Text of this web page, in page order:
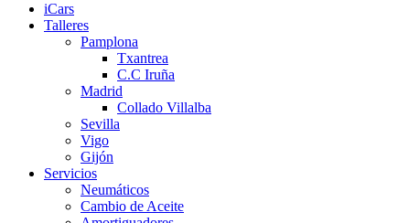
iCars
Talleres
Pamplona
Txantrea
C.C Iruña
Madrid
Collado Villalba
Sevilla
Vigo
Gijón
Servicios
Neumáticos
Cambio de Aceite